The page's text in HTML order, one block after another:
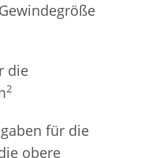
die
2
für die
obere